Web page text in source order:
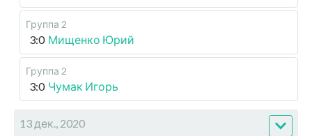
Группа 2
3:0 Мищенко Юрий
Группа 2
3:0 Чумак Игорь
13 дек., 2020